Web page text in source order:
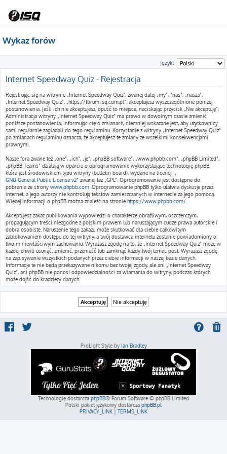
Wykaz forów
Język:
Internet Speedway Quiz - Rejestracja
Rejestrując się na witrynie „Internet Speedway Quiz”, zwanej dalej „my”, ”nas”, „nasza”,
„Internet Speedway Quiz”, „https://forum.isq.com.pl”, akceptujesz wyszczególnione poniżej
postanowienia. Jeśli ich nie akceptujesz, opuść to miejsce, naciskając przycisk „Nie akceptuję”.
Administracja witryny „Internet Speedway Quiz” ma prawo w dowolnym czasie zmienić
poniższe postanowienia, informując cię o zmianach, niemniej wskazane jest, aby użytkownicy
sami regularnie zaglądali do tego regulaminu. Korzystanie z witryny „Internet Speedway Quiz”
po zmianach regulaminu oznacza, że akceptujesz te zmiany ze wszelkimi konsekwencjami
prawnymi.
Nasze fora zwane też „one”, „ich”, „je”, „phpBB software”, „www.phpbb.com”, „phpBB Limited”,
„phpBB Teams” działają w oparciu o oprogramowanie wykorzystujące technologię phpBB,
która jest środowiskiem typu witryny (bulletin board), wydane na licencji „
GNU General Public License v2” zwanej też „GPL”. Oprogramowanie jest dostępne do
pobrania ze strony www.phpbb.com . Oprogramowanie phpBB tylko ułatwia dyskusje przez
internet, a jego autorzy nie kontrolują tekstów zamieszczanych w internecie za jego pomocą.
Więcej informacji o phpBB można znaleźć na stronie https://www.phpbb.com/
Akceptujesz zakaz publikowania wypowiedzi o charakterze obraźliwym, oszczerczym,
propagującym treści niezgodne z polskim prawem lub naruszającym cudze prawa autorskie i
dobra osobiste. Naruszenie tego zakazu może skutkować dla ciebie całkowitym
zablokowaniem dostępu do tej witryny, a twój dostawca internetu zostanie powiadomiony o
twoim niewłaściwym zachowaniu. Wyrażasz zgodę na to, że „Internet Speedway Quiz” może w
każdej chwili usunąć, zmienić, przenieść lub zamknąć każdy twój temat, post. Wyrażasz zgodę
na zapisywanie wszystkich podanych przez ciebie informacji w naszej bazie danych.
Informacje te nie będą przekazywane nikomu bez twojej zgody, ale ani „Internet Speedway
Quiz”, ani phpBB nie ponosi odpowiedzialności za włamania do witryny, podczas których
może dojść do kradzieży danych.
ProLight Style by Ian Bradley
Technologię dostarcza phpBB® Forum Software © phpBB Limited
Polski pakiet językowy dostarcza phpBB.pl
PRIVACY_LINK | TERMS_LINK